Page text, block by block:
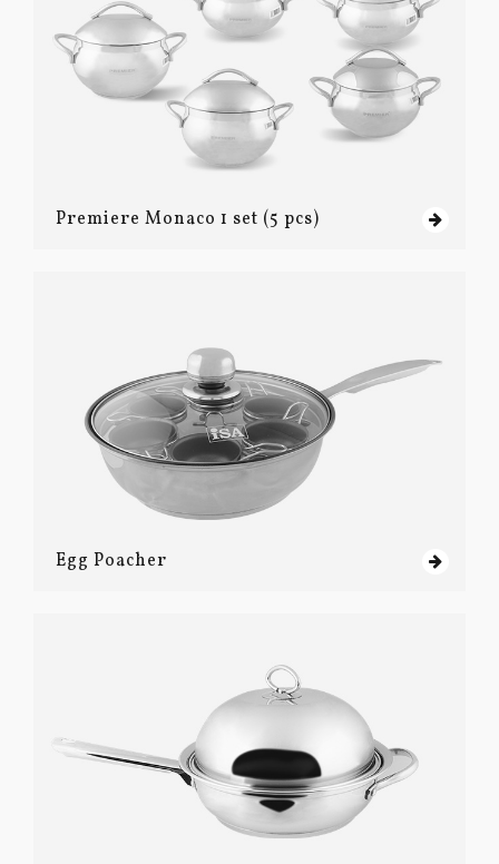
Premiere Monaco 1 set (5 pcs)
Egg Poacher